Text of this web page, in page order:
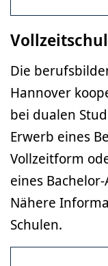
Die
Hannover
bei dualen
Erwerb eines
Vollzeitform
eines
Nähere
Schulen.